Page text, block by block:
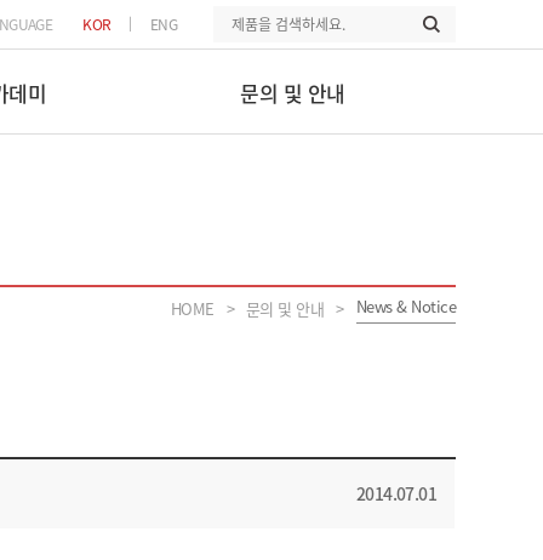
KOR | ENG
데미 문의 및 안내
HOME > 문의 및 안내 > News & Notice
2014.07.01